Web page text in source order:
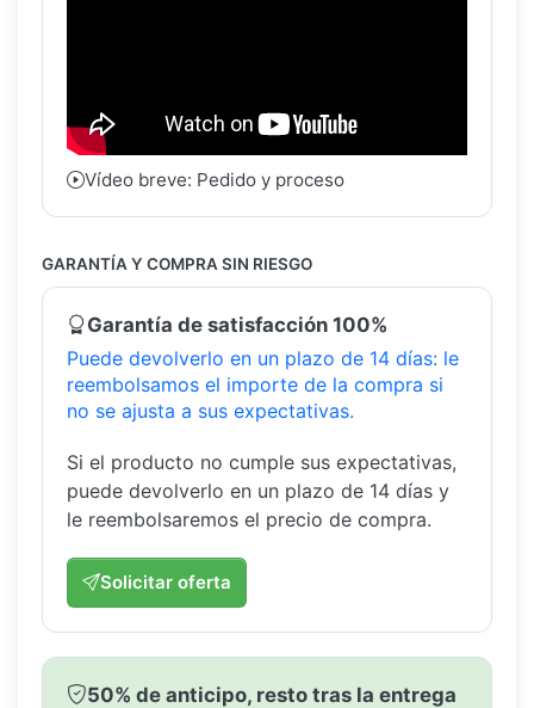
Vídeo breve: Pedido y proceso
GARANTÍA Y COMPRA SIN RIESGO
Garantía de satisfacción 100%
Puede devolverlo en un plazo de 14 días: le
reembolsamos el importe de la compra si
no se ajusta a sus expectativas.
Si el producto no cumple sus expectativas,
puede devolverlo en un plazo de 14 días y
le reembolsaremos el precio de compra.
Solicitar oferta
50% de anticipo, resto tras la entrega